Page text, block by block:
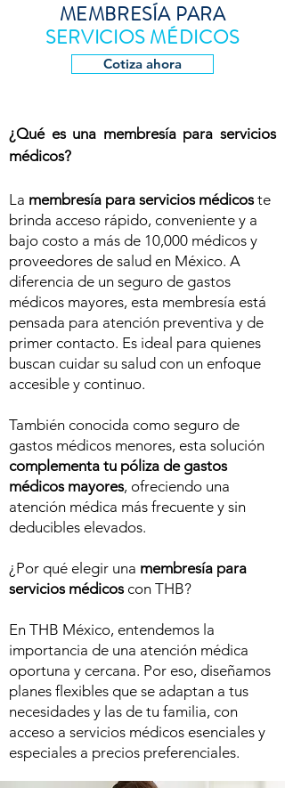
MEMBRESÍA PARA
SERVICIOS MÉDICOS
Cotiza ahora
¿Qué es una membresía para servicios
médicos?
La membresía para servicios médicoste
brinda acceso rápido, conveniente y a
bajo costo a más de 10,000 médicos y
proveedores de salud en México. A
diferencia de un seguro de gastos
médicos mayores, esta membresía está
pensada para atención preventiva y de
primer contacto. Es ideal para quienes
buscan cuidar su salud con un enfoque
accesible y continuo.
También conocida como seguro de
gastos médicos menores, esta solución
complementa tu póliza de gastos
médicos mayores, ofreciendo una
atención médica más frecuente y sin
deducibles elevados.
¿Por qué elegir una membresía para
servicios médicos con THB?
En THB México, entendemos la
importancia de una atención médica
oportuna y cercana. Por eso, diseñamos
planes flexibles que se adaptan a tus
necesidades y las de tu familia, con
acceso a servicios médicos esenciales y
especiales a precios preferenciales.